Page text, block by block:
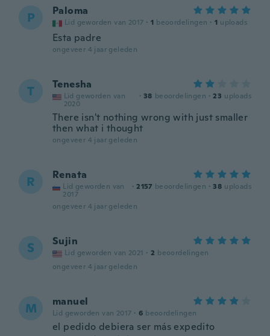
P Paloma
Lid geworden van 2017 · 1 beoordelingen · 1 uploads
Esta padre
ongeveer 4 jaar geleden
T Tenesha
Lid geworden van
2020
· 38 beoordelingen · 23 uploads
There isn't nothing wrong with just smaller
then what i thought
ongeveer 4 jaar geleden
R Renata
Lid geworden van
2017
· 2157 beoordelingen · 38 uploads
ongeveer 4 jaar geleden
S Sujin
Lid geworden van 2021 · 2 beoordelingen
ongeveer 4 jaar geleden
M manuel
Lid geworden van 2017 · 6 beoordelingen
el pedido debiera ser más expedito